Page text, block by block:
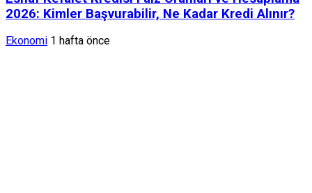
2026: Kimler Başvurabilir, Ne Kadar Kredi Alınır?
Ekonomi 1 hafta önce